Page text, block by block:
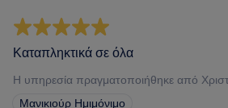
Καταπληκτικά σε όλα
Η υπηρεσία πραγματοποιήθηκε από
Μανικιούρ Ημιμόνιμο